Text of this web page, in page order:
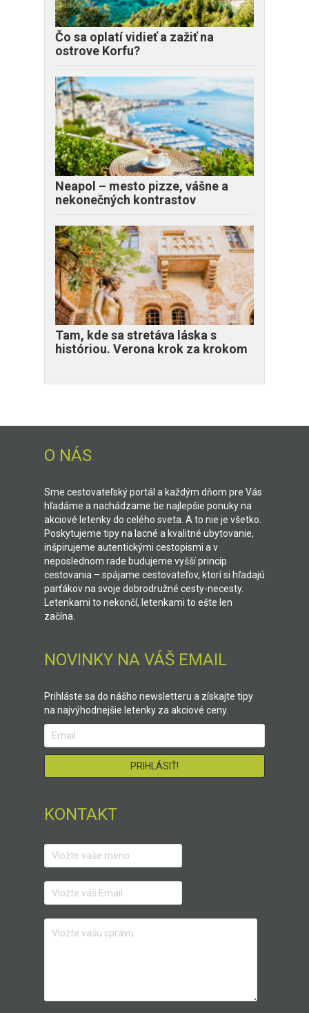
Čo sa oplatí vidieť a zažiť na
ostrove Korfu?
Neapol – mesto pizze, vášne a
nekonečných kontrastov
Tam, kde sa stretáva láska s
históriou. Verona krok za krokom
O NÁS
Sme cestovateľský portál a každým dňom pre Vás
hľadáme a nachádzame tie najlepšie ponuky na
akciové letenky do celého sveta. A to nie je všetko.
Poskytujeme tipy na lacné a kvalitné ubytovanie,
inšpirujeme autentickými cestopismi a v
neposlednom rade budujeme vyšší princíp
cestovania – spájame cestovateľov, ktorí si hľadajú
parťákov na svoje dobrodružné cesty-necesty.
Letenkami to nekončí, letenkami to ešte len
začína.
NOVINKY NA VÁŠ EMAIL
Prihláste sa do nášho newsletteru a získajte tipy
na najvýhodnejšie letenky za akciové ceny.
KONTAKT